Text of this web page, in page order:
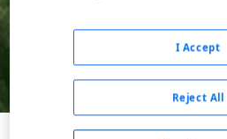
Buscar
Reject All
I Accept